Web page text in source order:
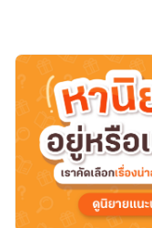
ห้าม”